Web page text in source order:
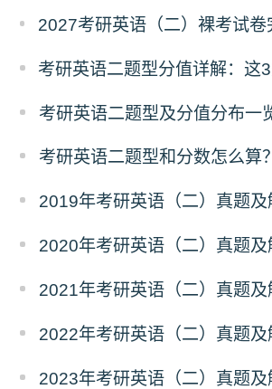
考研英语二题型及分值分布一
考研英语二题型和分数怎么算
2019年考研英语（二）真题及
2020年考研英语（二）真题及
2021年考研英语（二）真题及
2022年考研英语（二）真题及
2023年考研英语（二）真题及